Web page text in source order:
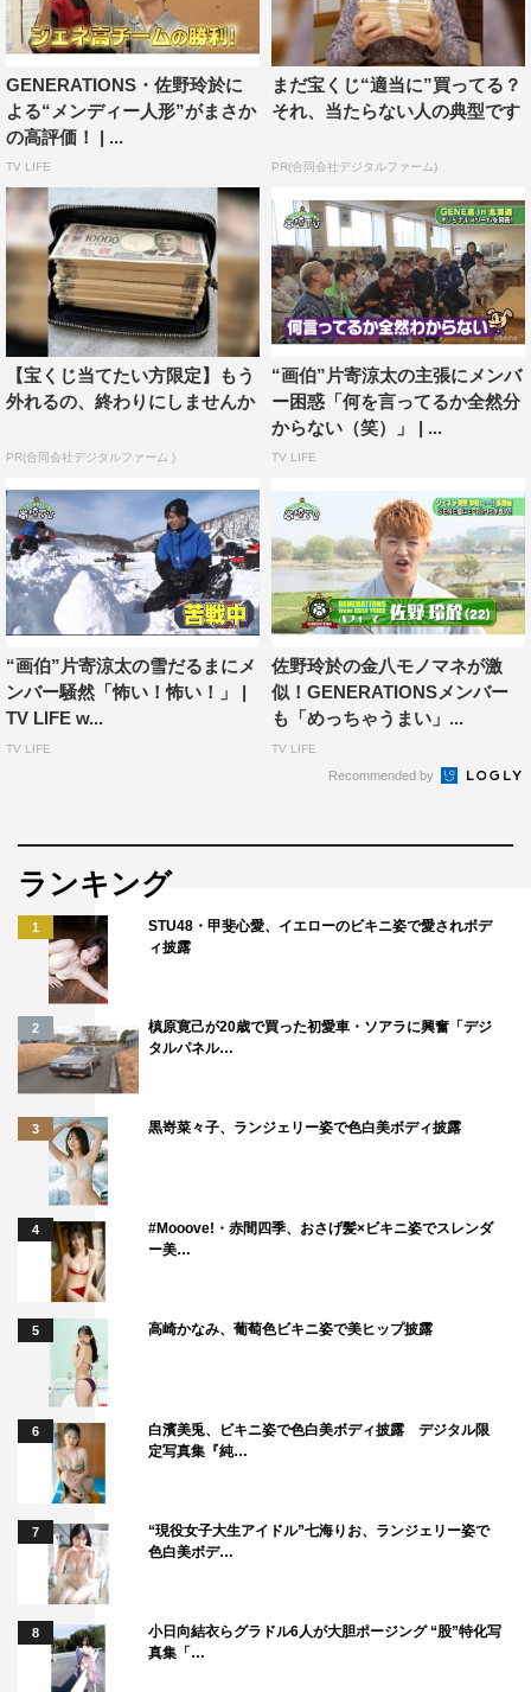
GENERATIONSとE-girlsのメンバーは、折り紙やビー
ズ、マスキングテープやモールなど、さまざまな小物を使
って思い思いのスマホケースを作り上げた。
番組のラストでは、GENERATIONSとE-girlsのメンバ
ー総勢18人が大縄跳び連続118回に挑戦した。
AbemaTV『GENERATIONS高校TV』
放送日程：1月6日（日）後8時30分～10時
放送チャンネル：AbemaSPECIALチャンネル
出演者：GENERATIONS from EXILE TRIBE、E-girls
過去放送URL：https://abema.tv/video/episode/90-
AbemaTV GENERATIONS
GENERATIONS・佐野玲於に
よる“メンディー人形”がまさか
の高評価！ | ...
TV LIFE
まだ宝くじ“適当に”買ってる？
それ、当たらない人の典型です
PR(合同会社デジタルファーム)
【宝くじ当てたい方限定】もう
外れるの、終わりにしませんか
PR(合同会社デジタルファーム )
“画伯”片寄涼太の主張にメンバ
ー困惑「何を言ってるか全然分
からない（笑）」 | ...
TV LIFE
“画伯”片寄涼太の雪だるまにメ
ンバー騒然「怖い！怖い！」 |
TV LIFE w...
TV LIFE
佐野玲於の金八モノマネが激
似！GENERATIONSメンバー
も「めっちゃうまい」...
TV LIFE
Recommended by
ランキング
1
STU48・甲斐心愛、イエローのビキニ姿で愛されボデ
ィ披露
2
槙原寛己が20歳で買った初愛車・ソアラに興奮「デジ
タルパネル…
3 黒嵜菜々子、ランジェリー姿で色白美ボディ披露
4
#Mooove!・赤間四季、おさげ髪×ビキニ姿でスレンダ
ー美…
5 高崎かなみ、葡萄色ビキニ姿で美ヒップ披露
6
白濱美兎、ビキニ姿で色白美ボディ披露 デジタル限
定写真集『純…
7
“現役女子大生アイドル”七海りお、ランジェリー姿で
色白美ボデ…
8
小日向結衣らグラドル6人が大胆ポージング “股”特化写
真集「…